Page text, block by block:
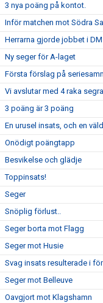
3 nya poäng på kontot.
Inför matchen mot Södra
Herrarna gjorde jobbet i DM
Ny seger för A-laget
Första förslag på
Vi avslutar med 4 raka
3 poäng är 3 poäng
En urusel insats, och en
Onödigt poängtapp
Besvikelse och glädje
Toppinsats!
Seger
Snöplig förlust..
Seger borta mot Flagg
Seger mot Husie
Svag insats resulterade i
Seger mot Belleuve
Oavgjort mot Klagshamn